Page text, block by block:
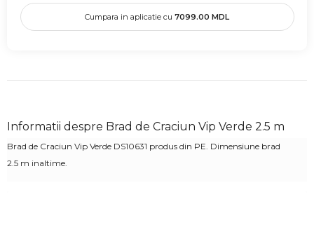
Cumpara in aplicatie cu 7099.00 MDL
Informatii despre Brad de Craciun Vip Verde 2.5 m
Brad de Craciun Vip Verde DS10631 produs din PE. Dimensiune brad
2.5 m inaltime.